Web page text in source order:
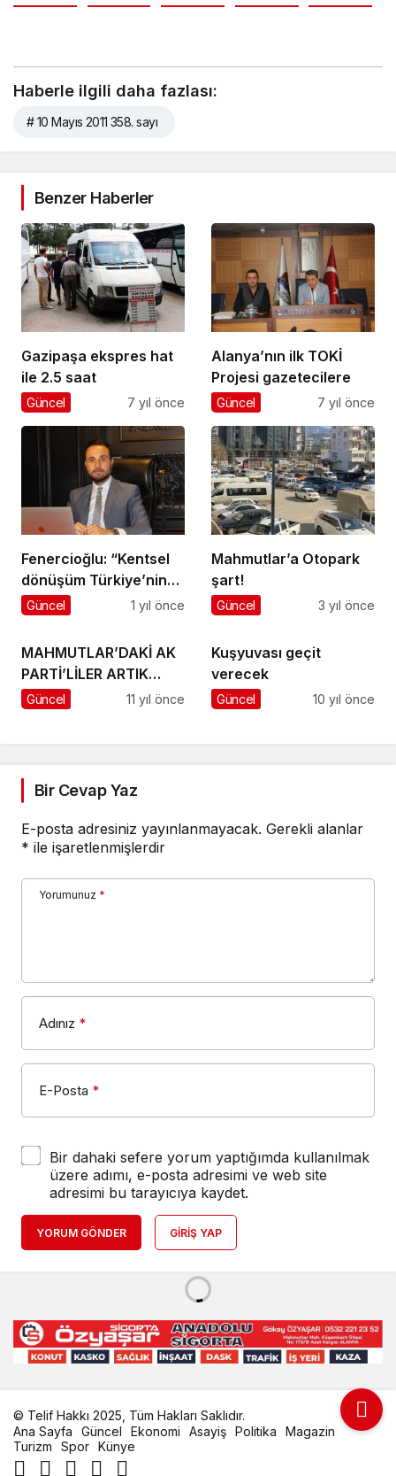
Haberle ilgili daha fazlası:
# 10 Mayıs 2011 358. sayı
Benzer Haberler
Gazipaşa ekspres hat
ile 2.5 saat
Güncel 7 yıl önce
Alanya’nın ilk TOKİ
Projesi gazetecilere
Güncel 7 yıl önce
Fenercioğlu: “Kentsel
dönüşüm Türkiye’nin
kanayan yarası”
Güncel 1 yıl önce
Mahmutlar’a Otopark
şart!
Güncel 3 yıl önce
MAHMUTLAR’DAKİ AK
PARTİ’LİLER ARTIK
UYANIN
Güncel 11 yıl önce
Kuşyuvası geçit
verecek
Güncel 10 yıl önce
Bir Cevap Yaz
E-posta adresiniz yayınlanmayacak. Gerekli alanlar
* ile işaretlenmişlerdir
Yorumunuz *
Adınız *
E-Posta *
Bir dahaki sefere yorum yaptığımda kullanılmak
üzere adımı, e-posta adresimi ve web site
adresimi bu tarayıcıya kaydet.
YORUM GÖNDER GIRIŞ YAP
© Telif Hakkı 2025, Tüm Hakları Saklıdır.
Ana Sayfa
Güncel Ekonomi Asayiş Politika
Magazin
Turizm
Spor Künye